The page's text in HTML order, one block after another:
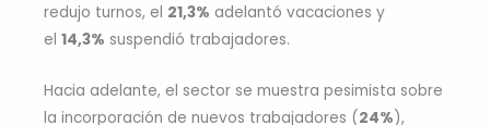
redujo turnos, el 21,3% adelantó vacaciones y
el 14,3% suspendió trabajadores.
Hacia adelante, el sector se muestra pesimista sobre
la incorporación de nuevos trabajadores (24%),